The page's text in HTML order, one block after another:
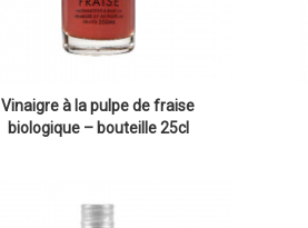
Vinaigre à la pulpe de fraise
biologique – bouteille 25cl